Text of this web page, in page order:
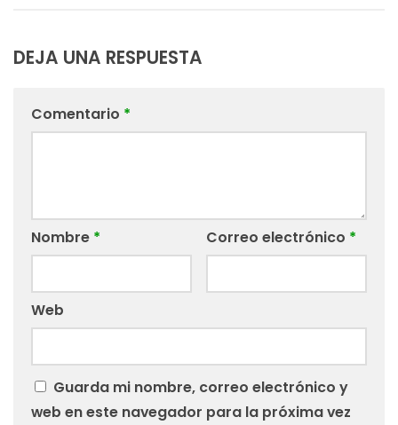
DEJA UNA RESPUESTA
Comentario *
Nombre * Correo electrónico *
Web
Guarda mi nombre, correo electrónico y
web en este navegador para la próxima vez